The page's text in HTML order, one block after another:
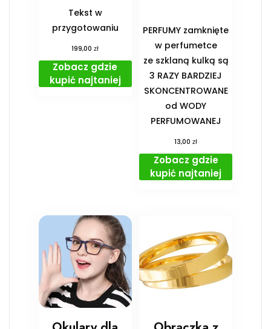
Tekst w
przygotowaniu
199,00zł
Zobacz gdzie
kupić najtaniej
PERFUMY zamknięte
w perfumetce
ze szklaną kulką są
3 RAZY BARDZIEJ
SKONCENTROWANE
od WODY
PERFUMOWANEJ
13,00zł
Zobacz gdzie
kupić najtaniej